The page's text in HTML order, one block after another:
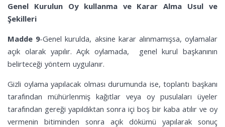
Genel Kurulun Oy kullanma ve Karar Alma Usul ve
Şekilleri
Madde 9-Genel kurulda, aksine karar alınmamışsa, oylamalar
açık olarak yapılır. Açık oylamada, genel kurul başkanının
belirteceği yöntem uygulanır.
Gizli oylama yapılacak olması durumunda ise, toplantı başkanı
tarafından mühürlenmiş kağıtlar veya oy pusulaları üyeler
tarafından gereği yapıldıktan sonra içi boş bir kaba atılır ve oy
vermenin bitiminden sonra açık dökümü yapılarak sonuç